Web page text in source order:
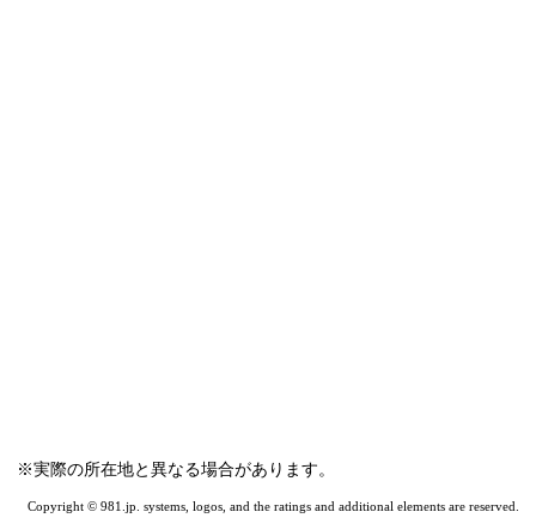
※実際の所在地と異なる場合があります。
Copyright © 981.jp. systems, logos, and the ratings and additional elements are reserved.